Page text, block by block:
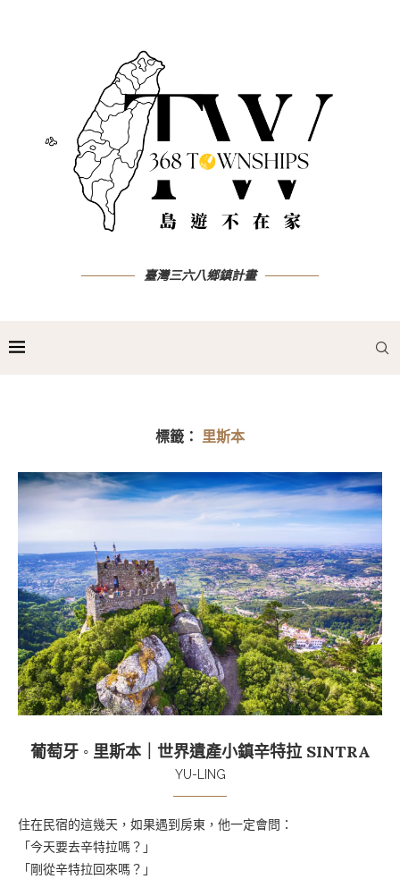
臺灣三六八鄉鎮計畫
標籤： 里斯本
葡萄牙 ◦ 里斯本｜世界遺產小鎮辛特拉 SINTRA
YU-LING
住在民宿的這幾天，如果遇到房東，他一定會問：
「今天要去辛特拉嗎？」
「剛從辛特拉回來嗎？」